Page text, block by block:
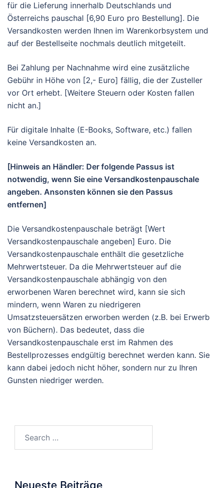
für die Lieferung innerhalb Deutschlands und
Österreichs pauschal [6,90 Euro pro Bestellung]. Die
Versandkosten werden Ihnen im Warenkorbsystem und
auf der Bestellseite nochmals deutlich mitgeteilt.
Bei Zahlung per Nachnahme wird eine zusätzliche
Gebühr in Höhe von [2,- Euro] fällig, die der Zusteller
vor Ort erhebt. [Weitere Steuern oder Kosten fallen
nicht an.]
Für digitale Inhalte (E-Books, Software, etc.) fallen
keine Versandkosten an.
[Hinweis an Händler: Der folgende Passus ist
notwendig, wenn Sie eine Versandkostenpauschale
angeben. Ansonsten können sie den Passus
entfernen]
Die Versandkostenpauschale beträgt [Wert
Versandkostenpauschale angeben] Euro. Die
Versandkostenpauschale enthält die gesetzliche
Mehrwertsteuer. Da die Mehrwertsteuer auf die
Versandkostenpauschale abhängig von den
erworbenen Waren berechnet wird, kann sie sich
mindern, wenn Waren zu niedrigeren
Umsatzsteuersätzen erworben werden (z.B. bei Erwerb
von Büchern). Das bedeutet, dass die
Versandkostenpauschale erst im Rahmen des
Bestellprozesses endgültig berechnet werden kann. Sie
kann dabei jedoch nicht höher, sondern nur zu Ihren
Gunsten niedriger werden.
Neueste Beiträge